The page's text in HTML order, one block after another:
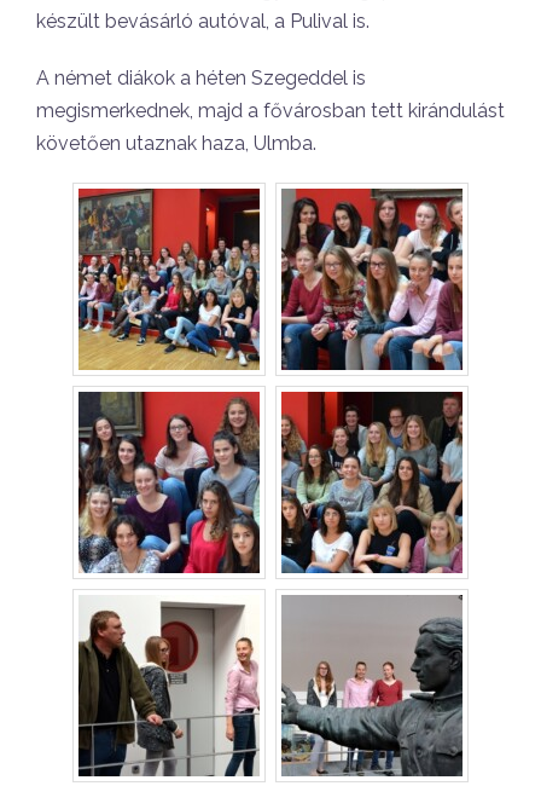
készült bevásárló autóval, a Pulival is.
A német diákok a héten Szegeddel is
megismerkednek, majd a fővárosban tett kirándulást
követően utaznak haza, Ulmba.